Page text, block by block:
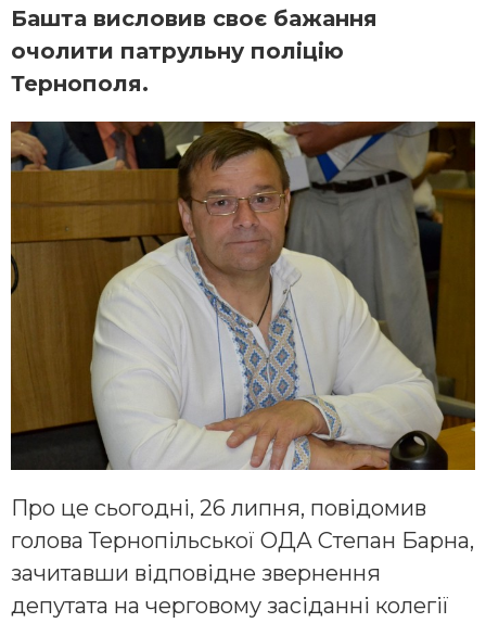
Башта висловив своє бажання
очолити патрульну поліцію
Тернополя.
Про це сьогодні, 26 липня, повідомив
голова Тернопільської ОДА Степан Барна,
зачитавши відповідне звернення
депутата на черговому засіданні колегії